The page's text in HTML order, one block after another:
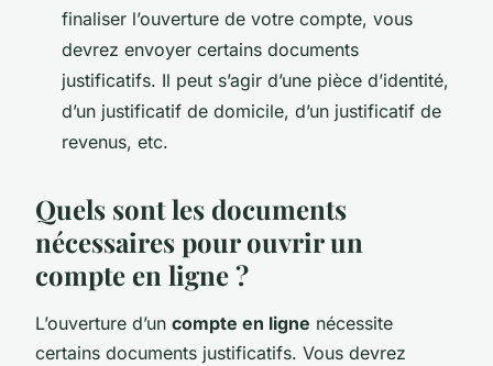
finaliser l’ouverture de votre compte, vous
devrez envoyer certains documents
justificatifs. Il peut s’agir d’une pièce d’identité,
d’un justificatif de domicile, d’un justificatif de
revenus, etc.
Quels sont les documents
nécessaires pour ouvrir un
compte en ligne ?
L’ouverture d’un compte en ligne nécessite
certains documents justificatifs. Vous devrez